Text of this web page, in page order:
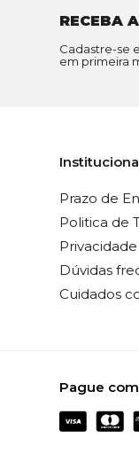
RECEBA
Cadastre-se
em primeira
Prazo de
Politica de
Privacidade
Dúvidas
Cuidados
Pague com